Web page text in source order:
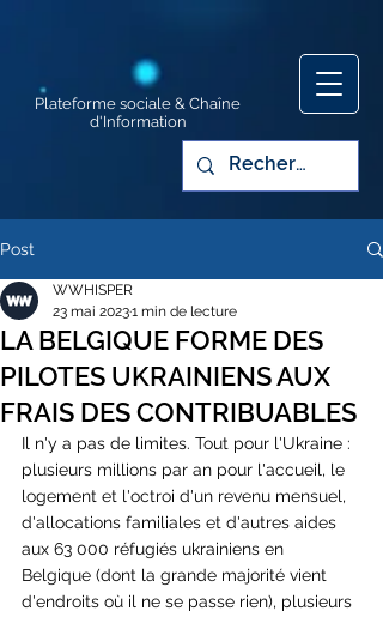
Plateforme sociale & Chaîne
d'Information
Post
LA BELGIQUE FORME DES
PILOTES UKRAINIENS AUX
FRAIS DES CONTRIBUABLES
WWHISPER
23 mai 20231 min de lecture
Il n'y a pas de limites. Tout pour l'Ukraine :
plusieurs millions par an pour l'accueil, le
logement et l'octroi d'un revenu mensuel,
d'allocations familiales et d'autres aides
aux 63 000 réfugiés ukrainiens en
Belgique (dont la grande majorité vient
d'endroits où il ne se passe rien), plusieurs